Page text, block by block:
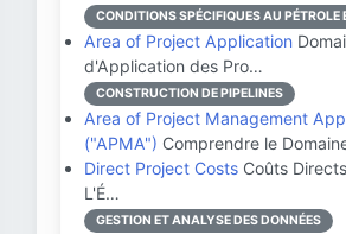
CONDITIONS SPÉCIFIQUES AU PÉTROLE
Area of Project Application
d'Application des Pro…
CONSTRUCTION DE PIPELINES
Area of Project Management
("APMA") Comprendre le
Direct Project Costs Coûts
L'É…
GESTION ET ANALYSE DES DONNÉES